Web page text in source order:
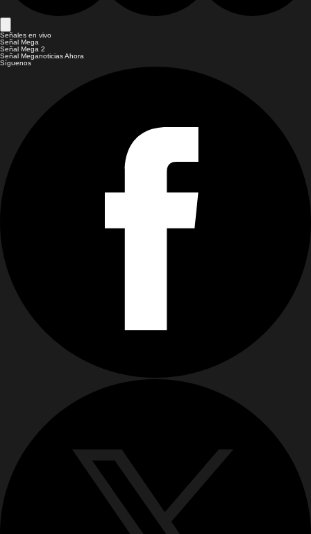
Señales en vivo
Señal Mega
Señal Mega 2
Señal Meganoticias Ahora
Síguenos